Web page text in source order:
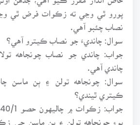
پورو ٿي وڃي ته زڪوات فرض ٿي
نصاب چئبو آهي.
سوال: چانديءَ جو نصاب ڪيترو آهي؟
جواب: چاندي جو نصاب چونجاهه
چاندي آهي.
سوال: چونجاهه تولن ۽ ٻن ماسن
ڪيتري ٿيندي؟
پوءِ چونجاهه تولن ۽ ٻن ماسن جي